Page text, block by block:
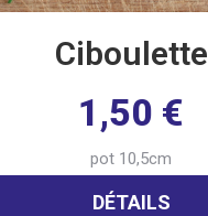
Ciboulette
1,50 €
pot 10,5cm
DÉTAILS